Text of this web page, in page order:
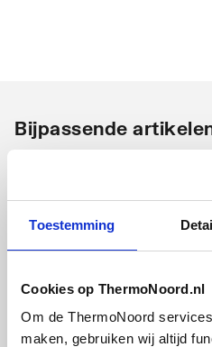
Toestemming
Cookies op ThermoNoord.nl
Om de ThermoNoord
maken, gebruiken wij altijd
Kraanmondstuk
Uitvoering uitloop
Met handdouche
Uittrekbare uitloop met
kraanbeluchter/mousse
ur
Bijpassende
schroefdraad, m.
Chroom